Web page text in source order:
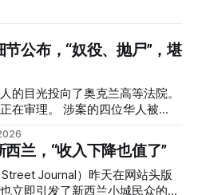
公布，“奴役、抛尸”，堪
的目光投向了奥克兰高等法院。
的四位华人被
岁中国女人的死有关。 事情
让我们
鱼时，发现了一个黑色塑料袋，
兰，“收入下降也值了”
Journal）昨天在网站头版
立即引发了新西兰小城民众的兴